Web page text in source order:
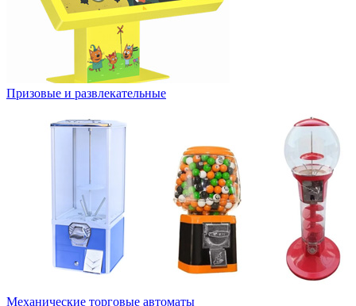
Призовые и развлекательные
Механические торговые автоматы